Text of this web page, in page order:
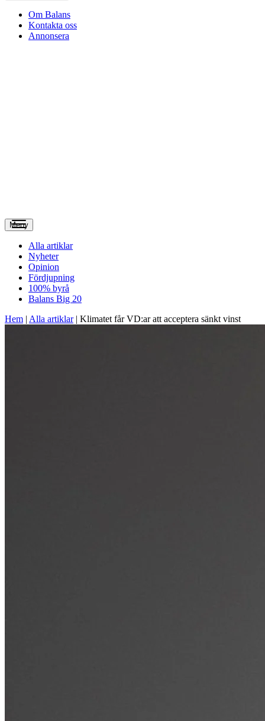
Om Balans
Kontakta oss
Annonsera
Meny
Alla artiklar
Nyheter
Opinion
Fördjupning
100% byrå
Balans Big 20
Hem | Alla artiklar| Klimatet får VD:ar att acceptera sänkt vinst